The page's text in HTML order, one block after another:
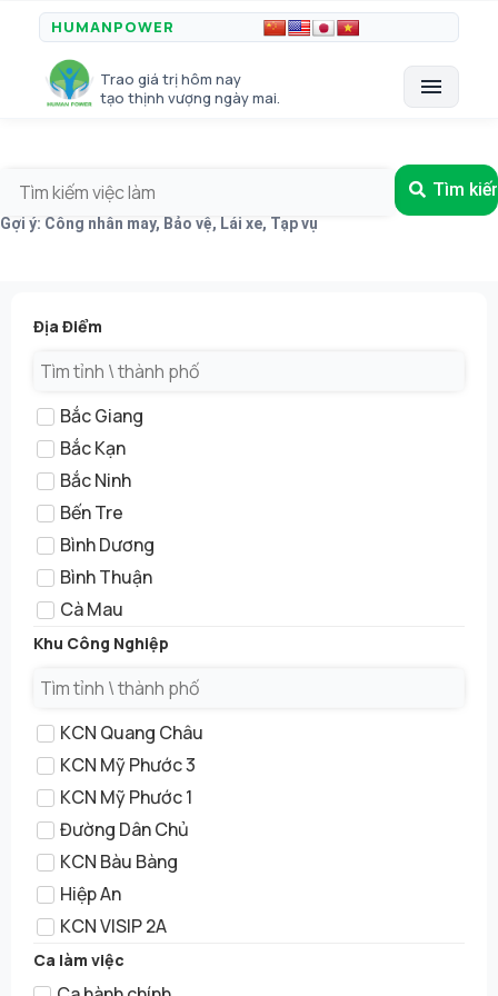
HUMANPOWER
Trao giá trị hôm nay
tạo thịnh vượng ngày mai.
menu
Tìm
Gợi ý: Công nhân may, Bảo vệ, Lái xe, Tạp vụ
Địa Điểm
Bắc Giang
Bắc Kạn
Bắc Ninh
Bến Tre
Bình Dương
Bình Thuận
Cà Mau
Cần Thơ
Đà Lạt
Đà Nẵng
Đồng Nai
Hà Giang
Hải Dương
Hải Phòng
Hoà Bình
Hưng yên
Khu Công Nghiệp
KCN Quang Châu
KCN Mỹ Phước 3
KCN Mỹ Phước 1
Đường Dân Chủ
KCN Bàu Bàng
Hiệp An
KCN VISIP 2A
KCN Tân Phú Trung
KCN Sóng Thần 3
Ca làm việc